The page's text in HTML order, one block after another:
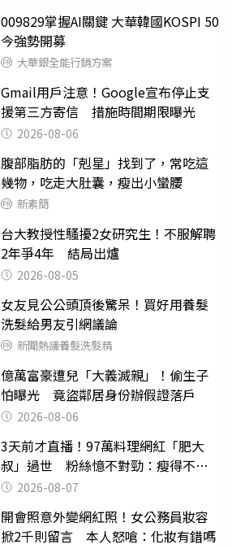
009829掌握AI關鍵 大華韓國KOSPI 50
今強勢開募
大華銀全能行銷方案
Gmail用戶注意！Google宣布停止支
援第三方寄信 措施時間期限曝光
2026-08-06
腹部脂肪的「剋星」找到了，常吃這
幾物，吃走大肚囊，瘦出小蠻腰
新素簡
台大教授性騷擾2女研究生！不服解聘
2年爭4年 結局出爐
2026-08-05
女友見公公頭頂後驚呆！買好用養髮
洗髮給男友引網議論
新聞熱議養髮洗髮精
億萬富豪遭兒「大義滅親」！偷生子
怕曝光 竟盜鄰居身份辦假證落戶
2026-08-06
3天前才直播！97萬料理網紅「肥大
叔」過世 粉絲憶不對勁：瘦得不合
理 2026-08-07
開會照意外變網紅照！女公務員妝容
掀2千則留言 本人怒嗆：化妝有錯嗎